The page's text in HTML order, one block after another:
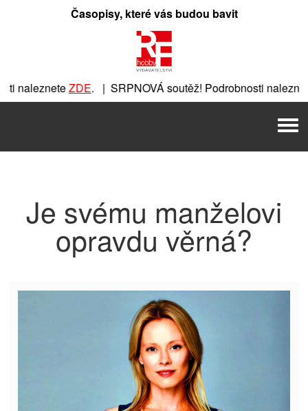
Časopisy, které vás budou bavit
nalezneteZDE. | SRPNOVÁ soutěž! Podrobnosti
. |
Je svému manželovi
opravdu věrná?